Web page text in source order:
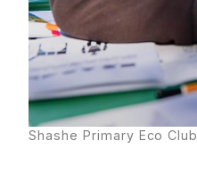
Shashe Primary Eco Club